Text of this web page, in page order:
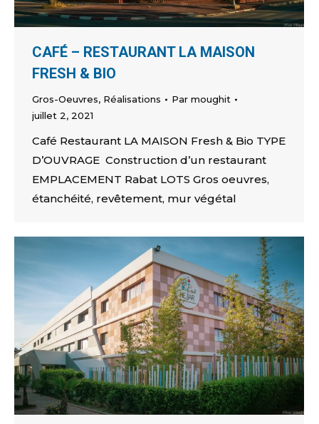
CAFÉ – RESTAURANT LA MAISON
FRESH & BIO
Gros-Oeuvres, Réalisations Par moughit
juillet 2, 2021
Café Restaurant LA MAISON Fresh & Bio TYPE
D’OUVRAGE Construction d’un restaurant
EMPLACEMENT Rabat LOTS Gros oeuvres,
étanchéité, revêtement, mur végétal